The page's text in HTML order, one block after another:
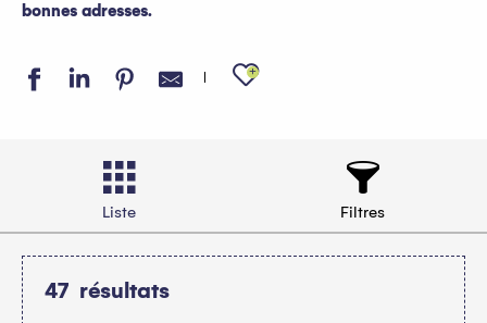
bonnes adresses.
Ajouter aux
Liste Filtres
47 résultats